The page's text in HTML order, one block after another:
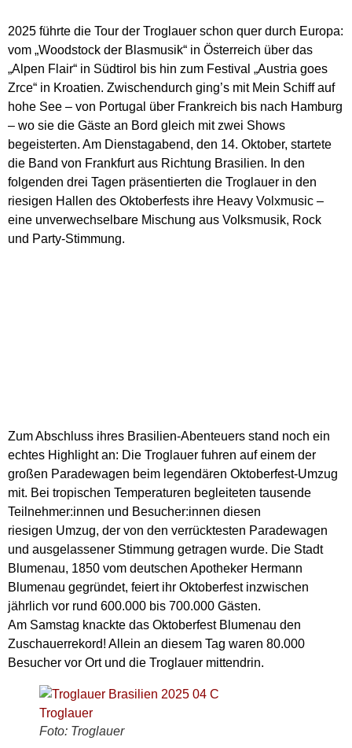
2025 führte die Tour der Troglauer schon quer durch Europa:
vom „Woodstock der Blasmusik“ in Österreich über das
„Alpen Flair“ in Südtirol bis hin zum Festival „Austria goes
Zrce“ in Kroatien. Zwischendurch ging’s mit Mein Schiff auf
hohe See – von Portugal über Frankreich bis nach Hamburg
– wo sie die Gäste an Bord gleich mit zwei Shows
begeisterten. Am Dienstagabend, den 14. Oktober, startete
die Band von Frankfurt aus Richtung Brasilien. In den
folgenden drei Tagen präsentierten die Troglauer in den
riesigen Hallen des Oktoberfests ihre Heavy Volxmusic –
eine unverwechselbare Mischung aus Volksmusik, Rock
und Party-Stimmung.
Zum Abschluss ihres Brasilien-Abenteuers stand noch ein
echtes Highlight an: Die Troglauer fuhren auf einem der
großen Paradewagen beim legendären Oktoberfest-Umzug
mit. Bei tropischen Temperaturen begleiteten tausende
Teilnehmer:innen und Besucher:innen diesen
riesigen Umzug, der von den verrücktesten Paradewagen
und ausgelassener Stimmung getragen wurde. Die Stadt
Blumenau, 1850 vom deutschen Apotheker Hermann
Blumenau gegründet, feiert ihr Oktoberfest inzwischen
jährlich vor rund 600.000 bis 700.000 Gästen.
Am Samstag knackte das Oktoberfest Blumenau den
Zuschauerrekord! Allein an diesem Tag waren 80.000
Besucher vor Ort und die Troglauer mittendrin.
Foto: Troglauer